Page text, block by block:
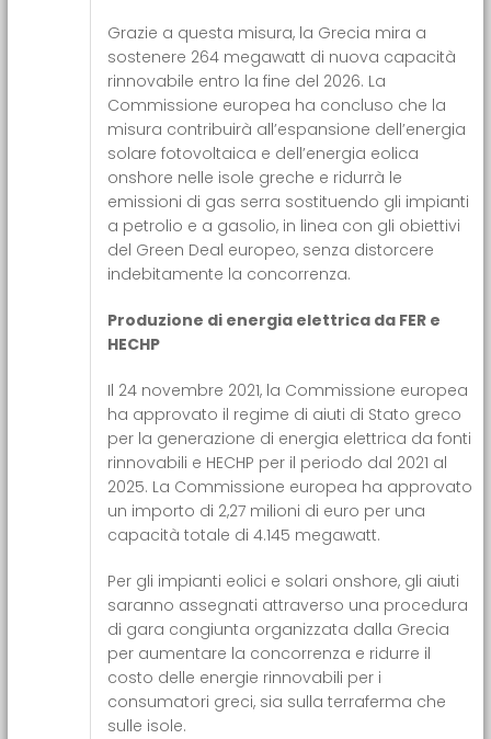
Grazie a questa misura, la Grecia mira a
sostenere 264 megawatt di nuova capacità
rinnovabile entro la fine del 2026. La
Commissione europea ha concluso che la
misura contribuirà all’espansione dell’energia
solare fotovoltaica e dell’energia eolica
onshore nelle isole greche e ridurrà le
emissioni di gas serra sostituendo gli impianti
a petrolio e a gasolio, in linea con gli obiettivi
del Green Deal europeo, senza distorcere
indebitamente la concorrenza.
Produzione di energia elettrica da FER e
HECHP
Il 24 novembre 2021, la Commissione europea
ha approvato il regime di aiuti di Stato greco
per la generazione di energia elettrica da fonti
rinnovabili e HECHP per il periodo dal 2021 al
2025. La Commissione europea ha approvato
un importo di 2,27 milioni di euro per una
capacità totale di 4.145 megawatt.
Per gli impianti eolici e solari onshore, gli aiuti
saranno assegnati attraverso una procedura
di gara congiunta organizzata dalla Grecia
per aumentare la concorrenza e ridurre il
costo delle energie rinnovabili per i
consumatori greci, sia sulla terraferma che
sulle isole.